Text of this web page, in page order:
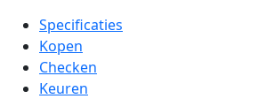
Specificaties
Kopen
Checken
Keuren